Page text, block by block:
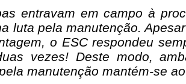
entravam em campo à
luta pela manutenção.
o ESC respondeu
vezes! Deste modo,
manutenção mantém-se